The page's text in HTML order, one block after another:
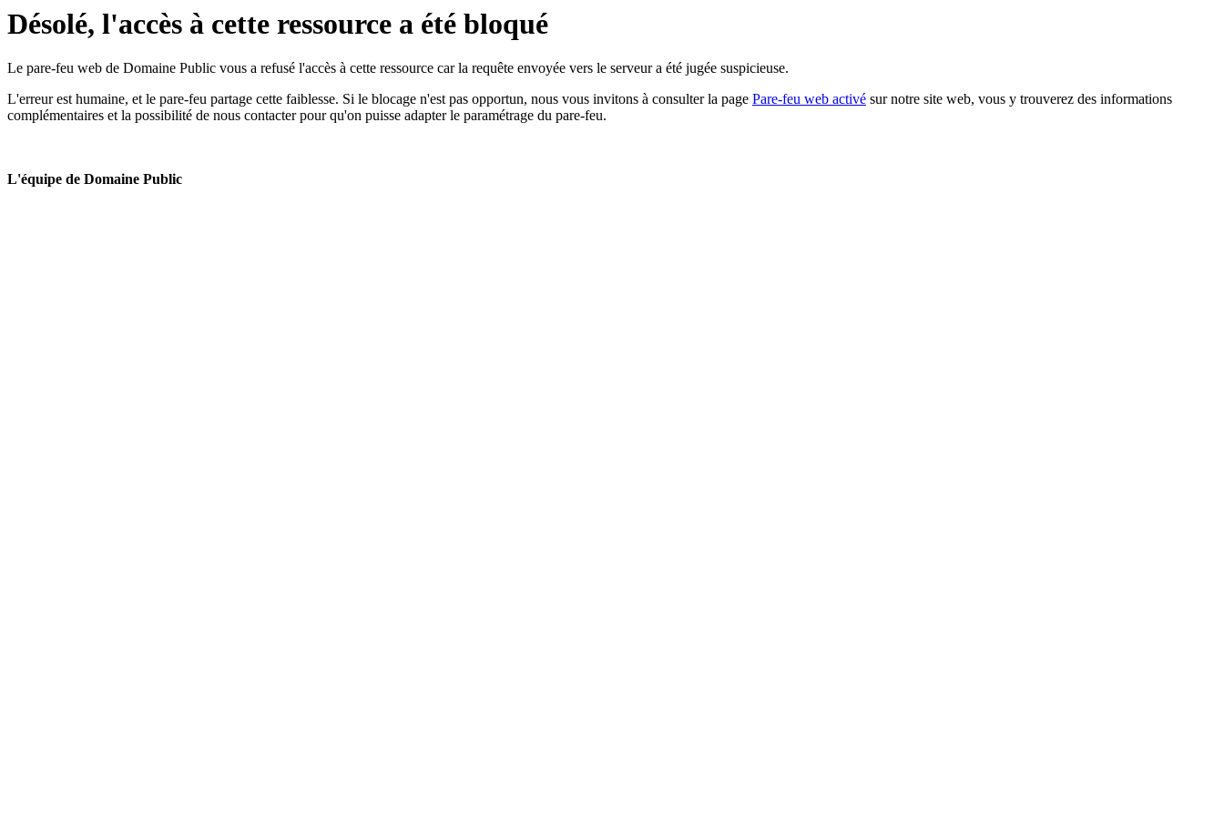
Désolé, l'accès à cette ressource a été bloqué
Le pare-feu web de Domaine Public vous a refusé l'accès à cette ressource car la requête envoyée vers le serveur a été jugée suspicieuse.
L'erreur est humaine, et le pare-feu partage cette faiblesse. Si le blocage n'est pas opportun, nous vous invitons à consulter la page Pare-feu web activé sur notre site web, vous y trouverez des informations
complémentaires et la possibilité de nous contacter pour qu'on puisse adapter le paramétrage du pare-feu.
L'équipe de Domaine Public